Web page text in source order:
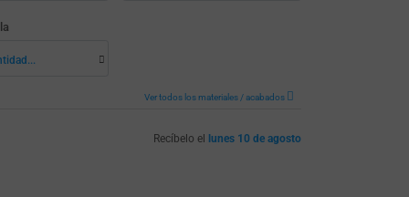
Ver todos los materiales / acabados
Recíbelo el lunes 10 de agosto